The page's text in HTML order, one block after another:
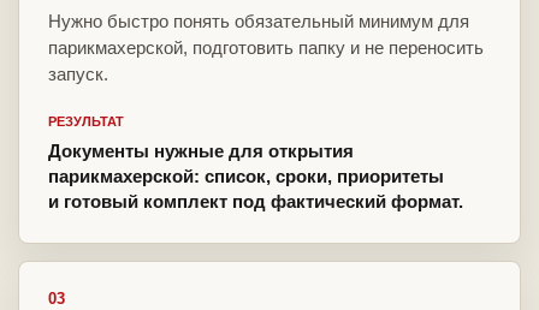
Нужно быстро понять обязательный минимум для
парикмахерской, подготовить папку и не переносить
запуск.
РЕЗУЛЬТАТ
Документы нужные для открытия
парикмахерской: список, сроки, приоритеты
и готовый комплект под фактический формат.
03